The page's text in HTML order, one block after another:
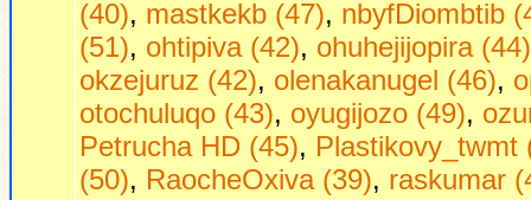
(40), mastkekb (47), nbyfDiombtib
(51), ohtipiva (42), ohuhejijopira (44)
okzejuruz (42), olenakanugel (46),
otochuluqo (43), oyugijozo (49),
Petrucha HD (45), Plastikovy_twmt
(50), RaocheOxiva (39), raskumar